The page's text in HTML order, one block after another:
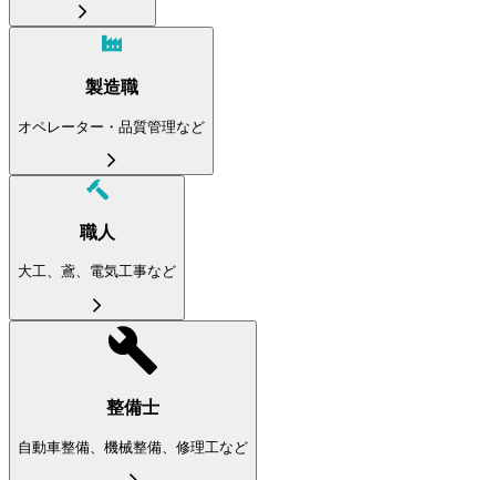
製造職
オペレーター・品質管理など
職人
大工、鳶、電気工事など
整備士
自動車整備、機械整備、修理工など